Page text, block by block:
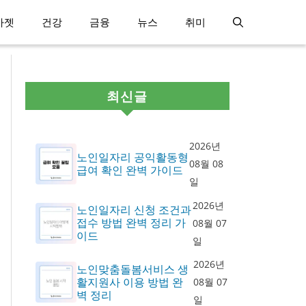
젯 건강 금융 뉴스 취미
최신글
노인일자리 공익활동형
급여 확인 완벽 가이드
2026년
08월 08
일
노인일자리 신청 조건과
접수 방법 완벽 정리 가
이드
2026년
08월 07
일
노인맞춤돌봄서비스 생
활지원사 이용 방법 완
벽 정리
2026년
08월 07
일